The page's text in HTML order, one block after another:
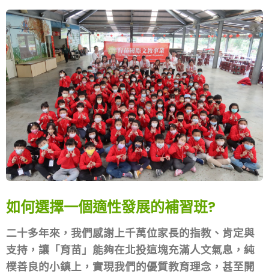
如何選擇一個適性發展的補習班?
二十多年來，我們感謝上千萬位家長的指教、肯定與
支持，讓「育苗」能夠在北投這塊充滿人文氣息，純
樸善良的小鎮上，實現我們的優質教育理念，甚至開